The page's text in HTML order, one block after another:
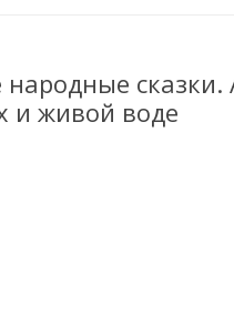
народные
и живой воде